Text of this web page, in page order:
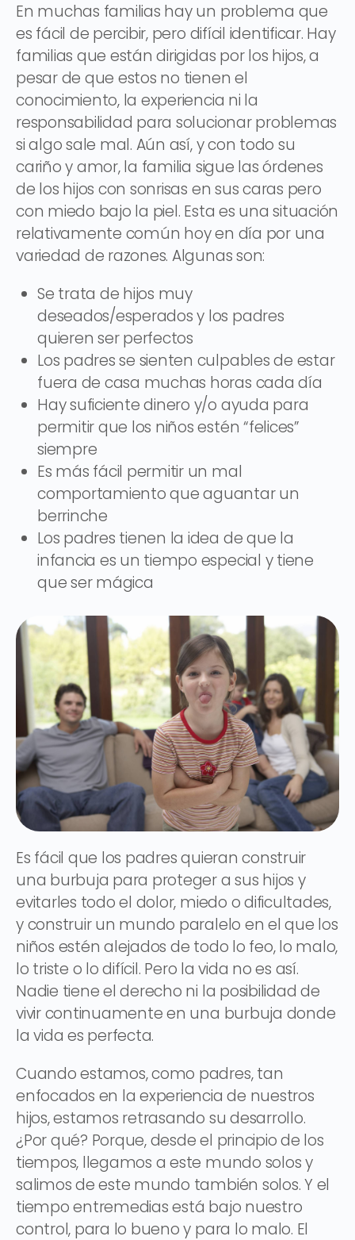
En muchas familias hay un problema que
es fácil de percibir, pero difícil identificar. Hay
familias que están dirigidas por los hijos, a
pesar de que estos no tienen el
conocimiento, la experiencia ni la
responsabilidad para solucionar problemas
si algo sale mal. Aún así, y con todo su
cariño y amor, la familia sigue las órdenes
de los hijos con sonrisas en sus caras pero
con miedo bajo la piel. Esta es una situación
relativamente común hoy en día por una
variedad de razones. Algunas son:
Se trata de hijos muy
deseados/esperados y los padres
quieren ser perfectos
Los padres se sienten culpables de estar
fuera de casa muchas horas cada día
Hay suficiente dinero y/o ayuda para
permitir que los niños estén “felices”
siempre
Es más fácil permitir un mal
comportamiento que aguantar un
berrinche
Los padres tienen la idea de que la
infancia es un tiempo especial y tiene
que ser mágica
Es fácil que los padres quieran construir
una burbuja para proteger a sus hijos y
evitarles todo el dolor, miedo o dificultades,
y construir un mundo paralelo en el que los
niños estén alejados de todo lo feo, lo malo,
lo triste o lo difícil. Pero la vida no es así.
Nadie tiene el derecho ni la posibilidad de
vivir continuamente en una burbuja donde
la vida es perfecta.
Cuando estamos, como padres, tan
enfocados en la experiencia de nuestros
hijos, estamos retrasando su desarrollo.
¿Por qué? Porque, desde el principio de los
tiempos, llegamos a este mundo solos y
salimos de este mundo también solos. Y el
tiempo entremedias está bajo nuestro
control, para lo bueno y para lo malo. El